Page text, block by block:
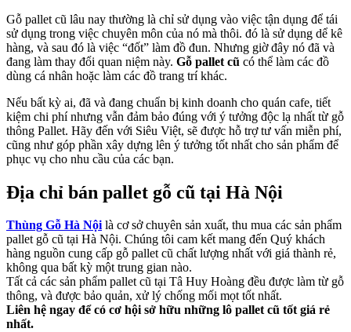
Gỗ pallet cũ lâu nay thường là chỉ sử dụng vào việc tận dụng để tái
sử dụng trong việc chuyên môn của nó mà thôi. đó là sử dụng dể kê
hàng, và sau đó là việc “đốt” làm đồ đun. Nhưng giờ đây nó đã và
đang làm thay đổi quan niệm này. Gỗ pallet cũ có thể làm các đồ
dùng cá nhân hoặc làm các đồ trang trí khác.
Nếu bất kỳ ai, đã và đang chuẩn bị kinh doanh cho quán cafe, tiết
kiệm chi phí nhưng vẫn đảm bảo đúng với ý tưởng độc lạ nhất từ gỗ
thông Pallet. Hãy đến với Siêu Việt, sẽ được hỗ trợ tư vấn miễn phí,
cũng như góp phần xây dựng lên ý tưởng tốt nhất cho sản phẩm để
phục vụ cho nhu cầu của các bạn.
Địa chỉ bán pallet gỗ cũ tại Hà Nội
Thùng Gỗ Hà Nộilà cơ sở chuyên sản xuất, thu mua các sản phẩm
pallet gỗ cũ tại Hà Nội. Chúng tôi cam kết mang đến Quý khách
hàng nguồn cung cấp gỗ pallet cũ chất lượng nhất với giá thành rẻ,
không qua bất kỳ một trung gian nào.
Tất cả các sản phẩm pallet cũ tại Tâ Huy Hoàng đều được làm từ gỗ
thông, và được bảo quản, xử lý chống mối mọt tốt nhất.
Liên hệ ngay để có cơ hội sở hữu những lô pallet cũ tốt giá rẻ
nhất.